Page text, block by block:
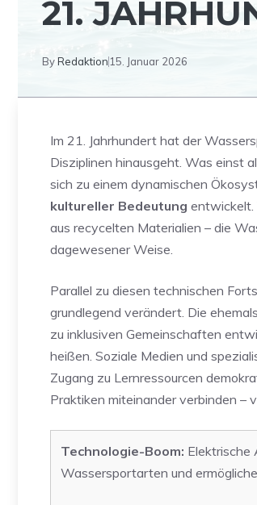
21.
By Redaktion 15. Januar 2026
Im 21. Jahrhundert hat der
Disziplinen hinausgeht. Was einst
sich zu einem dynamischen
kultureller Bedeutung entwickelt.
aus recycelten Materialien – die
dagewesener Weise.
Parallel zu diesen technischen
grundlegend verändert. Die
zu inklusiven Gemeinschaften
heißen. Soziale Medien und
Zugang zu Lernressourcen
Praktiken miteinander verbinden –
Technologie-Boom: Elektrische
Wassersportarten und